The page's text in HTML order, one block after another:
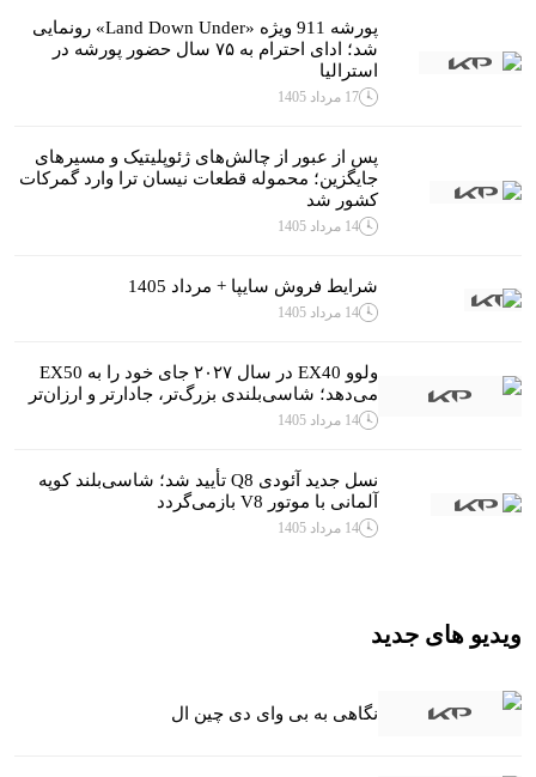
پورشه 911 ویژه «Land Down Under» رونمایی
شد؛ ادای احترام به ۷۵ سال حضور پورشه در
استرالیا
17 مرداد 1405
پس از عبور از چالش‌های ژئوپلیتیک و مسیرهای
جایگزین؛ محموله قطعات نیسان ترا وارد گمرکات
کشور شد
14 مرداد 1405
شرایط فروش سایپا + مرداد 1405
14 مرداد 1405
ولوو EX40 در سال ۲۰۲۷ جای خود را به EX50
می‌دهد؛ شاسی‌بلندی بزرگ‌تر، جادارتر و ارزان‌تر
14 مرداد 1405
نسل جدید آئودی Q8 تأیید شد؛ شاسی‌بلند کوپه
آلمانی با موتور V8 بازمی‌گردد
14 مرداد 1405
ویدیو های جدید
نگاهی به بی وای دی چین ال